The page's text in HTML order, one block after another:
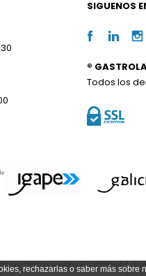
rechazarlas o saber más sobre
SIGUENOS
®
Todos los
destas axudas é contribuír á